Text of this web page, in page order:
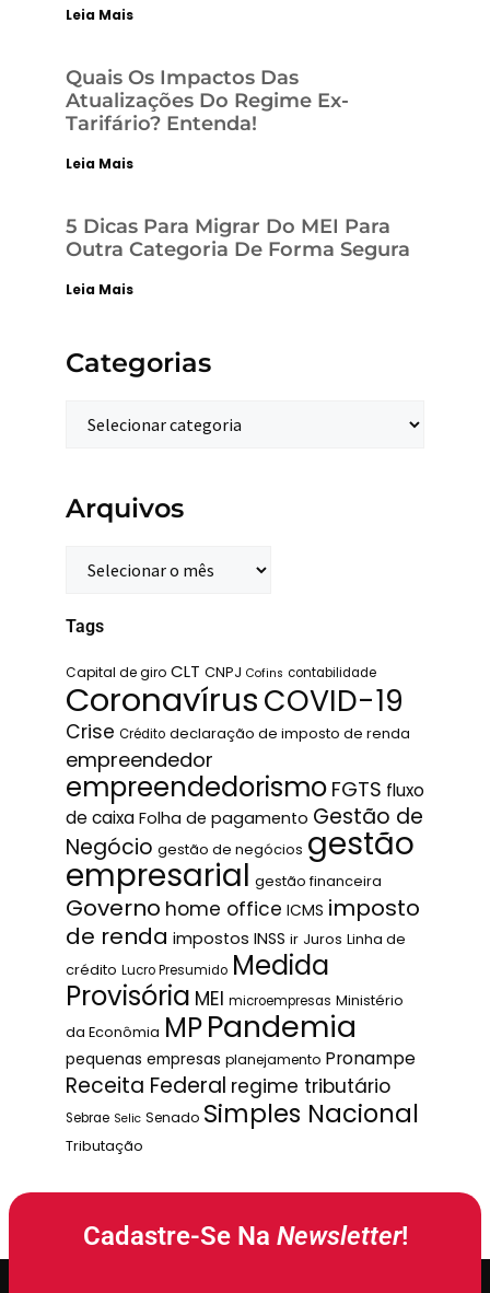
Leia Mais
Quais Os Impactos Das
Atualizações Do Regime Ex-
Tarifário? Entenda!
Leia Mais
5 Dicas Para Migrar Do MEI Para
Outra Categoria De Forma Segura
Leia Mais
Categorias
Arquivos
Tags
Capital de giro CLT CNPJ Cofins contabilidade
CoronavírusCOVID-19
Crise Crédito declaração de imposto de renda
empreendedor
empreendedorismo FGTS fluxo
de caixa Folha de pagamento Gestão de
Negócio gestão de negócios gestão
empresarial gestão financeira
Governo home office ICMS imposto
de renda impostos INSS ir Juros Linha de
crédito Lucro Presumido Medida
Provisória MEI microempresas Ministério
da Econômia MPPandemia
pequenas empresas planejamento Pronampe
Receita Federal regime tributário
Sebrae Selic Senado Simples Nacional
Tributação
Cadastre-Se Na Newsletter!